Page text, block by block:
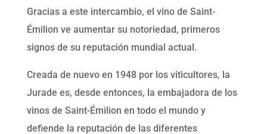
Gracias a este intercambio, el vino de Saint-
Émilion ve aumentar su notoriedad, primeros
signos de su reputación mundial actual.
Creada de nuevo en 1948 por los viticultores, la
Jurade es, desde entonces, la embajadora de los
vinos de Saint-Émilion en todo el mundo y
defiende la reputación de las diferentes